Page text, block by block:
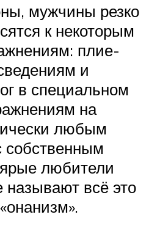
мужчины резко
к некоторым
плие-
и
в специальном
на
любым
собственным
любители
всё это